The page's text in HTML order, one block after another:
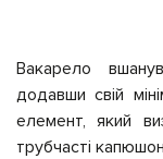
Вакарело
додавши свій
елемент, який
трубчасті